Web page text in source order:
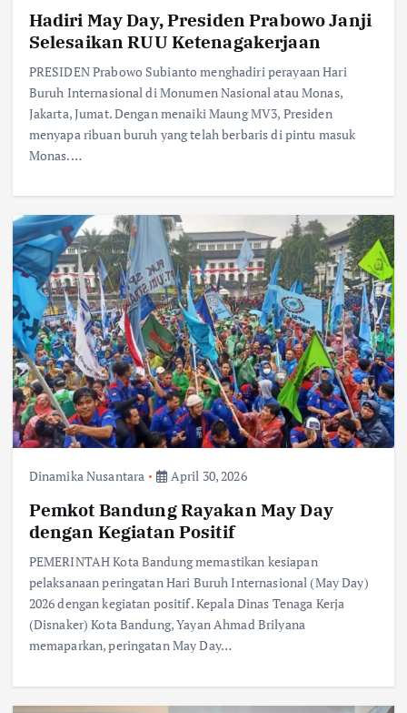
Hadiri May Day, Presiden Prabowo Janji
Selesaikan RUU Ketenagakerjaan
PRESIDEN Prabowo Subianto menghadiri perayaan Hari
Buruh Internasional di Monumen Nasional atau Monas,
Jakarta, Jumat. Dengan menaiki Maung MV3, Presiden
menyapa ribuan buruh yang telah berbaris di pintu masuk
Monas.…
Dinamika Nusantara April 30, 2026
Pemkot Bandung Rayakan May Day
dengan Kegiatan Positif
PEMERINTAH Kota Bandung memastikan kesiapan
pelaksanaan peringatan Hari Buruh Internasional (May Day)
2026 dengan kegiatan positif. Kepala Dinas Tenaga Kerja
(Disnaker) Kota Bandung, Yayan Ahmad Brilyana
memaparkan, peringatan May Day…